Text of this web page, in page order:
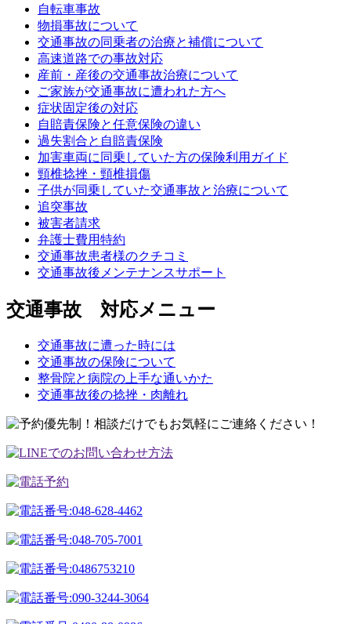
自転車事故
物損事故について
交通事故の同乗者の治療と補償について
高速道路での事故対応
産前・産後の交通事故治療について
ご家族が交通事故に遭われた方へ
症状固定後の対応
自賠責保険と任意保険の違い
過失割合と自賠責保険
加害車両に同乗していた方の保険利用ガイド
頸椎捻挫・頸椎損傷
子供が同乗していた交通事故と治療について
追突事故
被害者請求
弁護士費用特約
交通事故患者様のクチコミ
交通事故後メンテナンスサポート
交通事故 対応メニュー
交通事故に遭った時には
交通事故の保険について
整骨院と病院の上手な通いかた
交通事故後の捻挫・肉離れ